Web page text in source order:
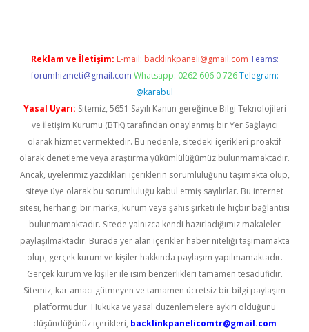
Reklam ve İletişim: E-mail: backlinkpaneli@gmail.com Teams:
forumhizmeti@gmail.com Whatsapp: 0262 606 0 726 Telegram:
@karabul
Yasal Uyarı: Sitemiz, 5651 Sayılı Kanun gereğince Bilgi Teknolojileri
ve İletişim Kurumu (BTK) tarafından onaylanmış bir Yer Sağlayıcı
olarak hizmet vermektedir. Bu nedenle, sitedeki içerikleri proaktif
olarak denetleme veya araştırma yükümlülüğümüz bulunmamaktadır.
Ancak, üyelerimiz yazdıkları içeriklerin sorumluluğunu taşımakta olup,
siteye üye olarak bu sorumluluğu kabul etmiş sayılırlar. Bu internet
sitesi, herhangi bir marka, kurum veya şahıs şirketi ile hiçbir bağlantısı
bulunmamaktadır. Sitede yalnızca kendi hazırladığımız makaleler
paylaşılmaktadır. Burada yer alan içerikler haber niteliği taşımamakta
olup, gerçek kurum ve kişiler hakkında paylaşım yapılmamaktadır.
Gerçek kurum ve kişiler ile isim benzerlikleri tamamen tesadüfidir.
Sitemiz, kar amacı gütmeyen ve tamamen ücretsiz bir bilgi paylaşım
platformudur. Hukuka ve yasal düzenlemelere aykırı olduğunu
düşündüğünüz içerikleri, backlinkpanelicomtr@gmail.com